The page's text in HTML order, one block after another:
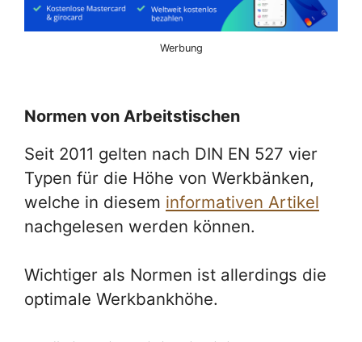
Werbung
Normen von Arbeitstischen
Seit 2011 gelten nach DIN EN 527 vier
Typen für die Höhe von Werkbänken,
welche in diesem informativen Artikel
nachgelesen werden können.
Wichtiger als Normen ist allerdings die
optimale Werkbankhöhe.